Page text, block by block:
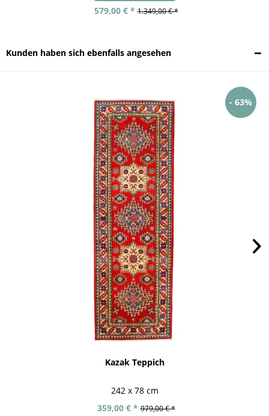
579,00 € * 1.349,00 € *
Kunden haben sich ebenfalls angesehen
- 63%
Kazak Teppich
242 x 78 cm
359,00 € * 979,00 € *